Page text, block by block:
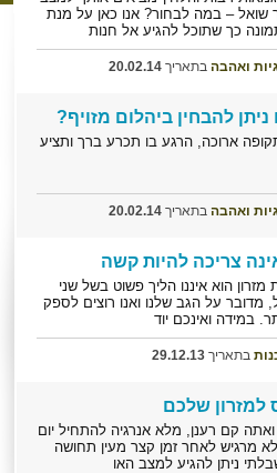
שואל – במה לבחור? אנו כאן על מנת
כך שתוכל להגיע אל חנות
ואהבה בתאריך20.02.14
להבחין ביהלום מזויף?
ארוכה, הרגע בו תכרע ברך ותציע
ואהבה בתאריך20.02.14
צריכה להיות קשה
הוא איננו הליך פשוט בשל שני
מדובר על הגב שלנו ואנו רוצים לספק
במידה ואינכם יוד
בתאריך29.12.13
למזרון שלכם
קם רענן, מלא אנרגיה להתחיל יום
מרגיש לאחר זמן קצר מעין תחושה
ניתן להגיע למצב האו